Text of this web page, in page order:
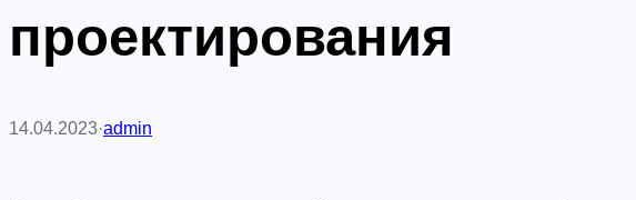
проектирования
14.04.2023·admin